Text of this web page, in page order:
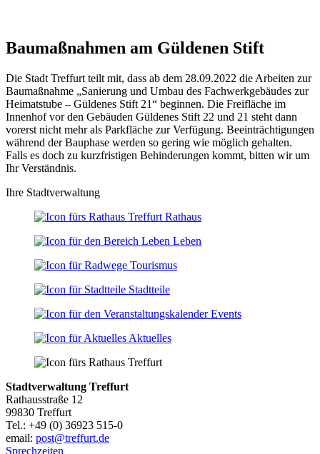
Baumaßnahmen am Güldenen Stift
Die Stadt Treffurt teilt mit, dass ab dem 28.09.2022 die Arbeiten zur
Baumaßnahme „Sanierung und Umbau des Fachwerkgebäudes zur
Heimatstube – Güldenes Stift 21“ beginnen. Die Freifläche im
Innenhof vor den Gebäuden Güldenes Stift 22 und 21 steht dann
vorerst nicht mehr als Parkfläche zur Verfügung. Beeinträchtigungen
während der Bauphase werden so gering wie möglich gehalten.
Falls es doch zu kurzfristigen Behinderungen kommt, bitten wir um
Ihr Verständnis.
Ihre Stadtverwaltung
Rathaus
Leben
Tourismus
Stadtteile
Events
Aktuelles
Stadtverwaltung Treffurt
Rathausstraße 12
99830 Treffurt
Tel.: +49 (0) 36923 515-0
email: post@treffurt.de
Sprechzeiten